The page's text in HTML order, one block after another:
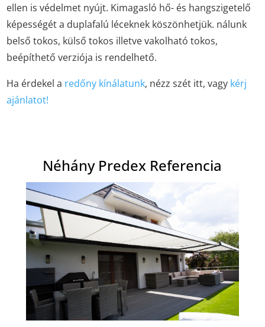
ellen is védelmet nyújt. Kimagasló hő- és hangszigetelő
képességét a duplafalú léceknek köszönhetjük. nálunk
belső tokos, külső tokos illetve vakolható tokos,
beépíthető verziója is rendelhető.
Ha érdekel a redőny kínálatunk, nézz szét itt, vagy kérj
ajánlatot!
Néhány Predex Referencia